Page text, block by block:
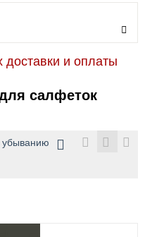
и оплаты
салфеток
убыванию